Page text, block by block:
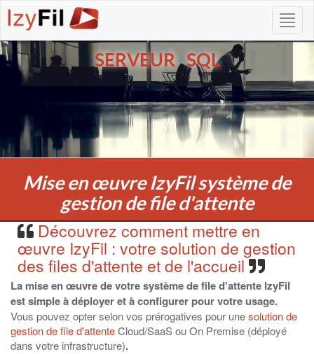
SERVEUR SQL
Mise en œuvre IzyFil système de
gestion de file d'attente
Découvrez comment mettre en
œuvre IzyFil : votre solution de gestion
des files d'attente et de l'accueil
La mise en œuvre de votre système de file d'attente IzyFil
est simple à déployer et à configurer pour votre usage.
Vous pouvez opter selon vos prérogatives pour unesolution de
gestion de file d'attenteCloud/SaaS ou On Premise (déployé
dans votre infrastructure).